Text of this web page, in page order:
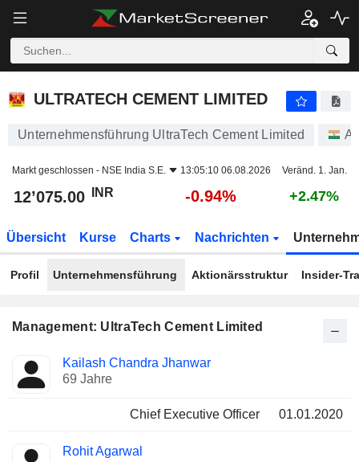
ULTRATECH CEMENT LIMITED
Unternehmensführung UltraTech Cement Limited
Markt geschlossen - NSE India S.E. 13:05:10 06.08.2026 Veränd. 1. Jan.
12’075.00 INR -0.94% +2.47%
Übersicht Kurse Charts Nachrichten
Profil Unternehmensführung Aktionärsstruktur Insider-
Management: UltraTech Cement Limited
Manager
Besetzte
Positionen
Kailash Chandra Jhanwar
69 Jahre
Chief Executive Officer 01.01.2020
Rohit Agarwal